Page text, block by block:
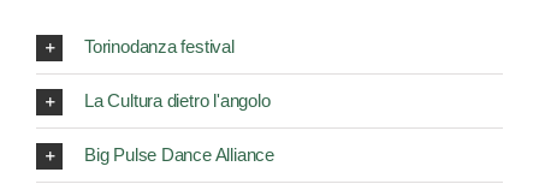
Torinodanza festival
La Cultura dietro l'angolo
Big Pulse Dance Alliance